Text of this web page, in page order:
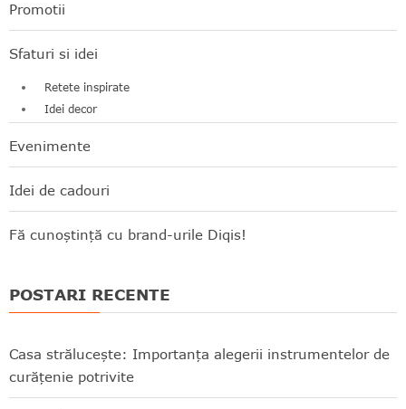
Promotii
Sfaturi si idei
Retete inspirate
Idei decor
Evenimente
Idei de cadouri
Fă cunoștință cu brand-urile Diqis!
POSTARI RECENTE
Casa strălucește: Importanța alegerii instrumentelor de
curățenie potrivite